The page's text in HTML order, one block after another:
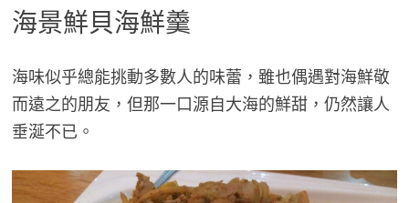
海景鮮貝海鮮羹
海味似乎總能挑動多數人的味蕾，雖也偶遇對海鮮敬
而遠之的朋友，但那一口源自大海的鮮甜，仍然讓人
垂涎不已。